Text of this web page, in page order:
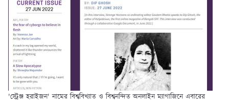
'স্ট্রেঞ্জ হরাইজন' নামের বিশ্ববিখ্যাত ও বিশ্বনন্দিত অনলাইন ম্যাগাজিনে এবারের